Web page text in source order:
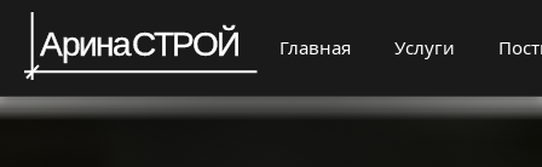
Главная Услуги